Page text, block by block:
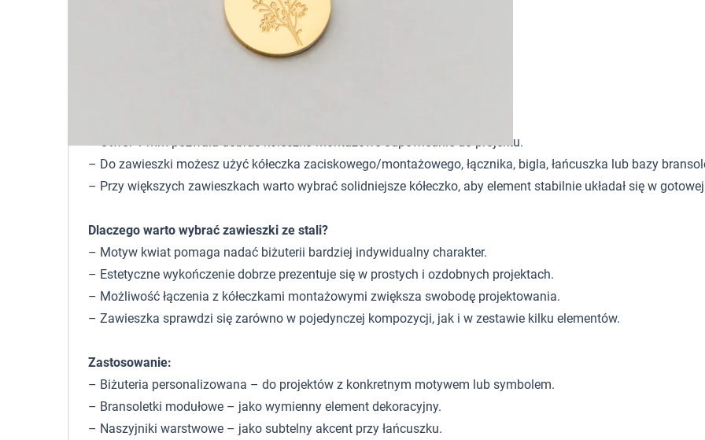
– Otwór 1 mm pozwala dobrać kółeczko montażowe odpowiednie do projektu.
– Do zawieszki możesz użyć kółeczka zaciskowego/montażowego, łącznika, bigla, łańcuszka lub bazy
– Przy większych zawieszkach warto wybrać solidniejsze kółeczko, aby element stabilnie układał się w
Dlaczego warto wybrać zawieszki ze stali?
– Motyw kwiat pomaga nadać biżuterii bardziej indywidualny charakter.
– Estetyczne wykończenie dobrze prezentuje się w prostych i ozdobnych projektach.
– Możliwość łączenia z kółeczkami montażowymi zwiększa swobodę projektowania.
– Zawieszka sprawdzi się zarówno w pojedynczej kompozycji, jak i w zestawie kilku elementów.
Zastosowanie:
– Biżuteria personalizowana – do projektów z konkretnym motywem lub symbolem.
– Bransoletki modułowe – jako wymienny element dekoracyjny.
– Naszyjniki warstwowe – jako subtelny akcent przy łańcuszku.